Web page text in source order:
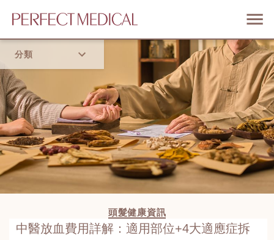
分類
流行趨勢
頭髮健康資訊
中醫放血費用詳解：適用部位+4大適應症拆